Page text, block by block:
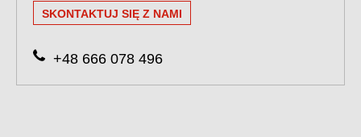
SKONTAKTUJ SIĘ Z NAMI
+48 666 078 496